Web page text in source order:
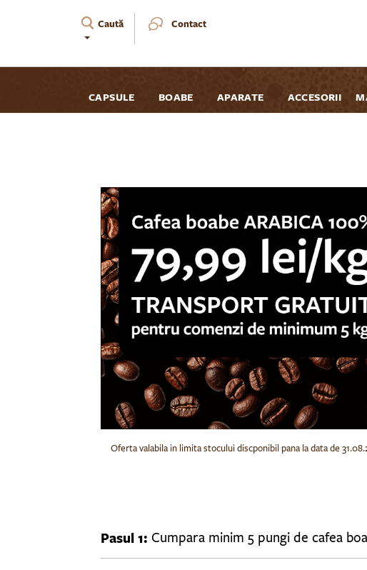
Caută Contact
CAPSULE BOABE APARATE ACCESORII
Oferta valabila in limita stocului discponibil pana la data de
Pasul 1: